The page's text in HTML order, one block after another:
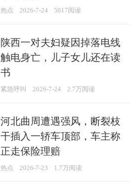
热点 2026-7-24 5017阅读
陕西一对夫妇疑因掉落电线
触电身亡，儿子女儿还在读
书
紧急呼叫 2026-7-24 2.7万阅读
河北曲周遭遇强风，断裂枝
干插入一轿车顶部，车主称
正走保险理赔
热点 2026-7-23 1.7万阅读